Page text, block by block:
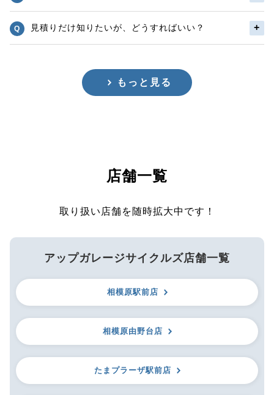
見積りだけ知りたいが、どうすればいい？
もっと見る
店舗一覧
取り扱い店舗を随時拡大中です！
アップガレージサイクルズ店舗一覧
相模原駅前店
相模原由野台店
たまプラーザ駅前店